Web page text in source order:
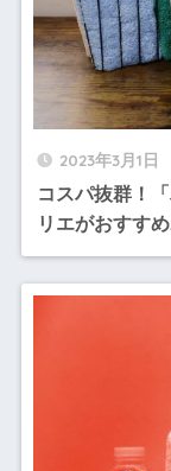
2023年3月1日
コスパ抜群！
リエがおすす